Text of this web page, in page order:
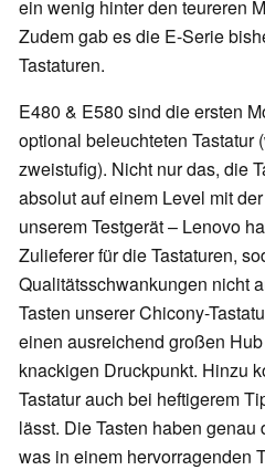
ein wenig hinter den teureren
Zudem gab es die E-Serie
Tastaturen.
E480 & E580 sind die ersten
optional beleuchteten Tastatur
zweistufig). Nicht nur das, die
absolut auf einem Level mit
unserem Testgerät – Lenovo
Zulieferer für die Tastaturen,
Qualitätsschwankungen nicht
Tasten unserer Chicony-
einen ausreichend großen
knackigen Druckpunkt. Hinzu
Tastatur auch bei heftigerem
lässt. Die Tasten haben
was in einem hervorragenden